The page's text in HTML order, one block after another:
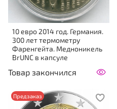
10 евро 2014 год. Германия.
300 лет термометру
Фаренгейта. Медноникель
BrUNC в капсуле
Товар закончился
Предзаказ